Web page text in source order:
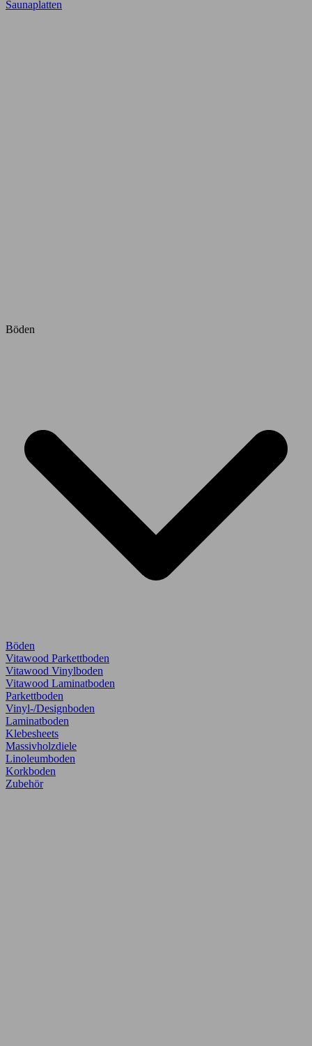
Saunaplatten
Böden
Böden
Vitawood Parkettboden
Vitawood Vinylboden
Vitawood Laminatboden
Parkettboden
Vinyl-/Designboden
Laminatboden
Klebesheets
Massivholzdiele
Linoleumboden
Korkboden
Zubehör